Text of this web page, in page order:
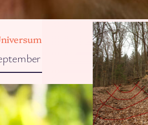
will, dass wir zu Hause
2025